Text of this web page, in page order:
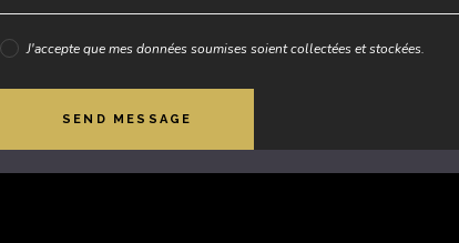
J'accepte que mes données soumises soient collectées et stockées.
SEND MESSAGE